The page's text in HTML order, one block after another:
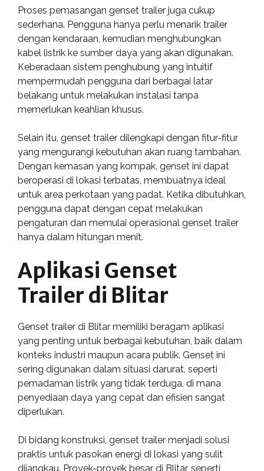
Proses pemasangan genset trailer juga cukup
sederhana. Pengguna hanya perlu menarik trailer
dengan kendaraan, kemudian menghubungkan
kabel listrik ke sumber daya yang akan digunakan.
Keberadaan sistem penghubung yang intuitif
mempermudah pengguna dari berbagai latar
belakang untuk melakukan instalasi tanpa
memerlukan keahlian khusus.
Selain itu, genset trailer dilengkapi dengan fitur-fitur
yang mengurangi kebutuhan akan ruang tambahan.
Dengan kemasan yang kompak, genset ini dapat
beroperasi di lokasi terbatas, membuatnya ideal
untuk area perkotaan yang padat. Ketika dibutuhkan,
pengguna dapat dengan cepat melakukan
pengaturan dan memulai operasional genset trailer
hanya dalam hitungan menit.
Aplikasi Genset
Trailer di Blitar
Genset trailer di Blitar memiliki beragam aplikasi
yang penting untuk berbagai kebutuhan, baik dalam
konteks industri maupun acara publik. Genset ini
sering digunakan dalam situasi darurat, seperti
pemadaman listrik yang tidak terduga, di mana
penyediaan daya yang cepat dan efisien sangat
diperlukan.
Di bidang konstruksi, genset trailer menjadi solusi
praktis untuk pasokan energi di lokasi yang sulit
dijangkau. Proyek-proyek besar di Blitar, seperti